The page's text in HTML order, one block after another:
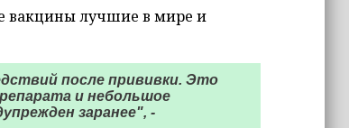
вакцины лучшие в мире и
после прививки. Это
и небольшое
заранее", -